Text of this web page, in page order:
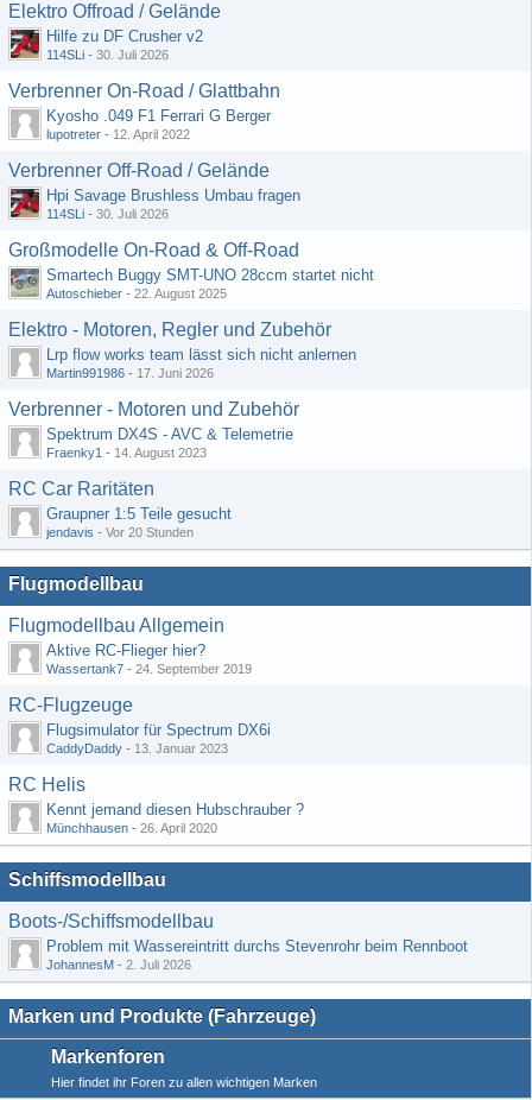
Elektro Offroad / Gelände
Hilfe zu DF Crusher v2
114SLi - 30. Juli 2026
Verbrenner On-Road / Glattbahn
Kyosho .049 F1 Ferrari G Berger
lupotreter - 12. April 2022
Verbrenner Off-Road / Gelände
Hpi Savage Brushless Umbau fragen
114SLi - 30. Juli 2026
Großmodelle On-Road & Off-Road
Smartech Buggy SMT-UNO 28ccm startet nicht
Autoschieber - 22. August 2025
Elektro - Motoren, Regler und Zubehör
Lrp flow works team lässt sich nicht anlernen
Martin991986 - 17. Juni 2026
Verbrenner - Motoren und Zubehör
Spektrum DX4S - AVC & Telemetrie
Fraenky1 - 14. August 2023
RC Car Raritäten
Graupner 1:5 Teile gesucht
jendavis - Vor 20 Stunden
Flugmodellbau
Flugmodellbau Allgemein
Aktive RC-Flieger hier?
Wassertank7 - 24. September 2019
RC-Flugzeuge
Flugsimulator für Spectrum DX6i
CaddyDaddy - 13. Januar 2023
RC Helis
Kennt jemand diesen Hubschrauber ?
Münchhausen - 26. April 2020
Schiffsmodellbau
Boots-/Schiffsmodellbau
Problem mit Wassereintritt durchs Stevenrohr beim Rennboot
JohannesM - 2. Juli 2026
Marken und Produkte (Fahrzeuge)
Markenforen
Hier findet ihr Foren zu allen wichtigen Marken